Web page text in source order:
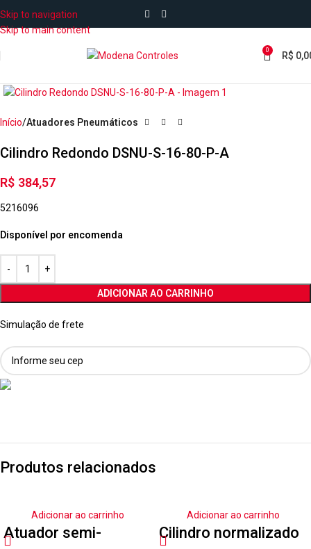
Skip to navigation
Skip to main content
0 R$
Início Atuadores Pneumáticos
Cilindro Redondo DSNU-S-16-80-P-A
R$ 384,57
5216096
Disponível por encomenda
ADICIONAR AO CARRINHO
Simulação de frete
Produtos relacionados
Adicionar ao carrinho
Atuador semi-
Adicionar ao carrinho
Cilindro normalizado